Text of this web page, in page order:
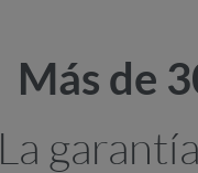
Más de
La